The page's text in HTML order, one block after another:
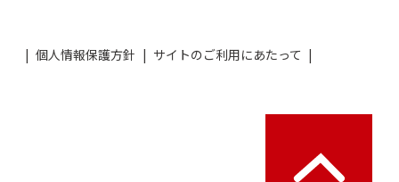
個人情報保護方針 サイトのご利用にあたって